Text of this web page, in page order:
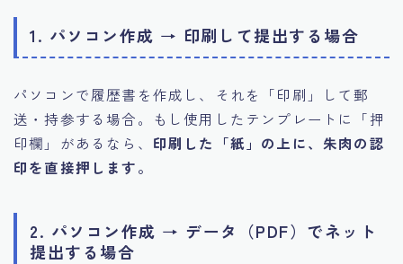
1. パソコン作成 → 印刷して提出する場合
パソコンで履歴書を作成し、それを「印刷」して郵
送・持参する場合。もし使用したテンプレートに「押
印欄」があるなら、 印刷した「紙」の上に、朱肉の認
印を直接押します。
2. パソコン作成 → データ（PDF）でネット
提出する場合